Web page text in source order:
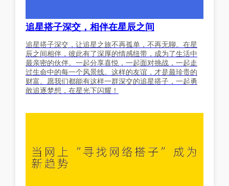
追星搭子深交，相伴在星辰之间
追星搭子深交，让追星之旅不再孤单，不再无聊。在星
辰之间相伴，彼此有了深厚的情感纽带，成为了生活中
最亲密的伙伴。一起分享喜悦，一起面对挑战，一起走
过生命中的每一个风景线。这样的友谊，才是最珍贵的
财富。愿我们都能有这样一群深交的追星搭子，一起勇
敢追逐梦想，在星光下闪耀！